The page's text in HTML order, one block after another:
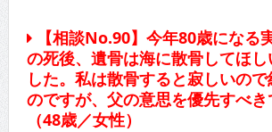
【相談No.90】今年80歳になる
の死後、遺骨は海に散骨してほし
した。私は散骨すると寂しいの
のですが、父の意思を優先すべき
（48歳／女性）